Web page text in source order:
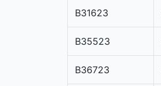
B31623
B35523
B36723